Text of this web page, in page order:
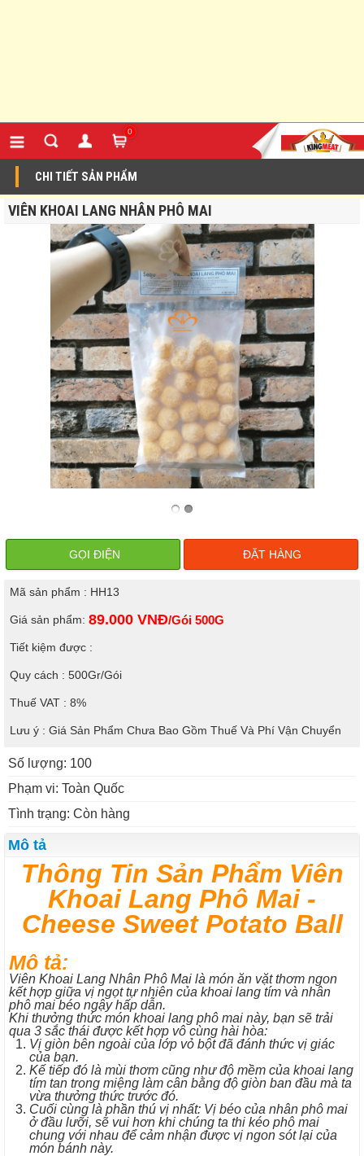
0
CHI TIẾT SẢN PHẨM
VIÊN KHOAI LANG NHÂN PHÔ MAI
GỌI ĐIỆN ĐẶT HÀNG
Mã sản phẩm : HH13
Giá sản phẩm: 89.000 VNĐ/Gói 500G
Tiết kiệm được :
Quy cách : 500Gr/Gói
Thuế VAT : 8%
Lưu ý : Giá Sản Phẩm Chưa Bao Gồm Thuế Và Phí Vận Chuyển
Số lượng: 100
Phạm vi: Toàn Quốc
Tình trạng: Còn hàng
Mô tả
Thông Tin Sản Phẩm Viên
Khoai Lang Phô Mai -
Cheese Sweet Potato Ball
Mô tả:
Viên Khoai Lang Nhân Phô Mai là món ăn vặt thơm ngon
kết hợp giữa vị ngọt tự nhiên của khoai lang tím và nhân
phô mai béo ngậy hấp dẫn.
Khi thưởng thức món khoai lang phô mai này, bạn sẽ trải
qua 3 sắc thái được kết hợp vô cùng hài hòa:
Vị giòn bên ngoài của lớp vỏ bột đã đánh thức vị giác
của bạn.
Kế tiếp đó là mùi thơm cũng như độ mềm của khoai lang
tím tan trong miệng làm cân bằng độ giòn ban đầu mà ta
vừa thưởng thức trước đó.
Cuối cùng là phần thú vị nhất: Vị béo của nhân phô mai
ở đầu lưỡi, sẽ vui hơn khi chúng ta thi kéo phô mai
chung với nhau để cảm nhận được vị ngon sót lại của
món bánh này.